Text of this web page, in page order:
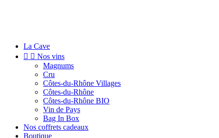
La Cave
  Nos vins
Magnums
Cru
Côtes-du-Rhône Villages
Côtes-du-Rhône
Côtes-du-Rhône BIO
Vin de Pays
Bag In Box
Nos coffrets cadeaux
Boutique